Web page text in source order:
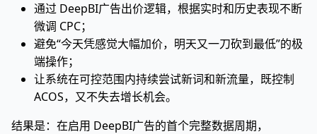
通过 DeepBI广告出价逻辑，根据实时和历史表现不断
微调 CPC；
避免“今天凭感觉大幅加价，明天又一刀砍到最低”的极
端操作；
让系统在可控范围内持续尝试新词和新流量，既控制
ACOS，又不失去增长机会。
结果是：在启用 DeepBI广告的首个完整数据周期，